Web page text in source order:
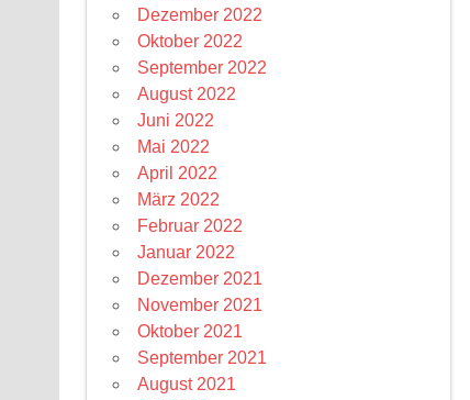
Dezember 2022
Oktober 2022
September 2022
August 2022
Juni 2022
Mai 2022
April 2022
März 2022
Februar 2022
Januar 2022
Dezember 2021
November 2021
Oktober 2021
September 2021
August 2021